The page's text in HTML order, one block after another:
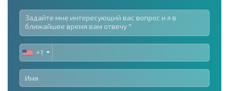
UNITED
STATES
+1
+1